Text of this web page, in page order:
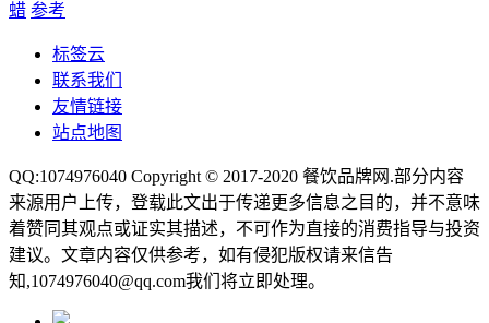
蜡 参考
标签云
联系我们
友情链接
站点地图
QQ:1074976040 Copyright © 2017-2020 餐饮品牌网 .部分内容
来源用户上传，登载此文出于传递更多信息之目的，并不意味
着赞同其观点或证实其描述，不可作为直接的消费指导与投资
建议。文章内容仅供参考，如有侵犯版权请来信告
知,1074976040@qq.com我们将立即处理。